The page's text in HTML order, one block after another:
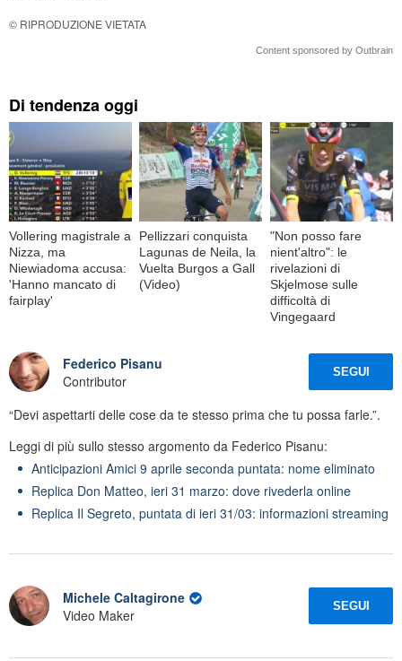
© RIPRODUZIONE VIETATA
Content sponsored by Outbrain
Di tendenza oggi
Vollering magistrale a
Nizza, ma
Niewiadoma accusa:
'Hanno mancato di
fairplay'
Pellizzari conquista
Lagunas de Neila, la
Vuelta Burgos a Gall
(Video)
"Non posso fare
nient'altro": le
rivelazioni di
Skjelmose sulle
difficoltà di
Vingegaard
Federico Pisanu
Contributor
SEGUI
“Devi aspettarti delle cose da te stesso prima che tu possa farle.”.
Leggi di più sullo stesso argomento da Federico Pisanu:
Anticipazioni Amici 9 aprile seconda puntata: nome eliminato
Replica Don Matteo, ieri 31 marzo: dove rivederla online
Replica Il Segreto, puntata di ieri 31/03: informazioni streaming
Michele Caltagirone
Video Maker
SEGUI